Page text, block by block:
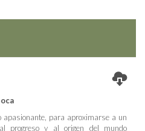
apasionante, para aproximarse a un
progreso y al origen del mundo